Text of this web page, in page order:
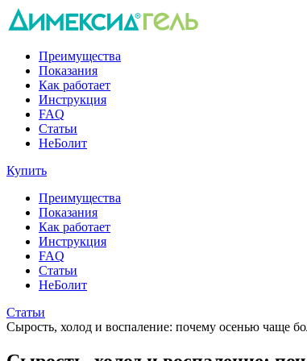
Преимущества
Показания
Как работает
Инструкция
FAQ
Статьи
НеБолит
Купить
Преимущества
Показания
Как работает
Инструкция
FAQ
Статьи
НеБолит
Статьи
Сырость, холод и воспаление: почему осенью чаще